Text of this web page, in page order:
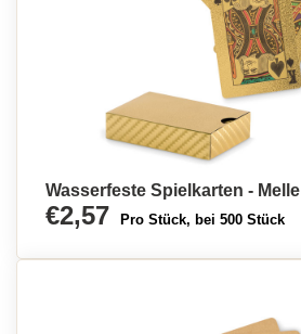
Wasserfeste Spielkarten - Melle
€2,57 Pro Stück, bei 500 Stück